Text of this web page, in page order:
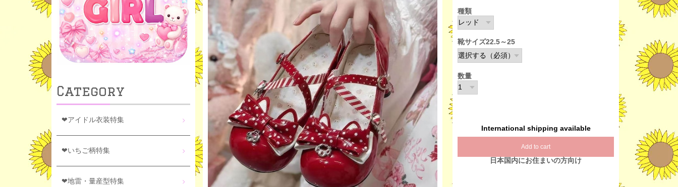
種類
靴サイズ22.5～25
数量
International shipping available
Add to cart
日本国内にお住まいの方向け
Category
❤アイドル衣装特集
❤いちご柄特集
❤地雷・量産型特集